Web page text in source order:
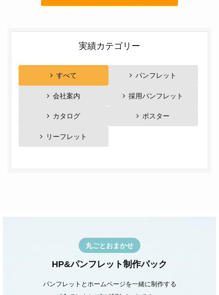
実績カテゴリー
すべて パンフレット
会社案内 採用パンフレット
カタログ ポスター
リーフレット
丸ごとおまかせ
HP&パンフレット制作パック
パンフレットとホームページを一緒に制作する